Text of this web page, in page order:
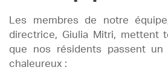
Les membres de notre
directrice, Giulia Mitri, mettent
que nos résidents passent un
chaleureux :